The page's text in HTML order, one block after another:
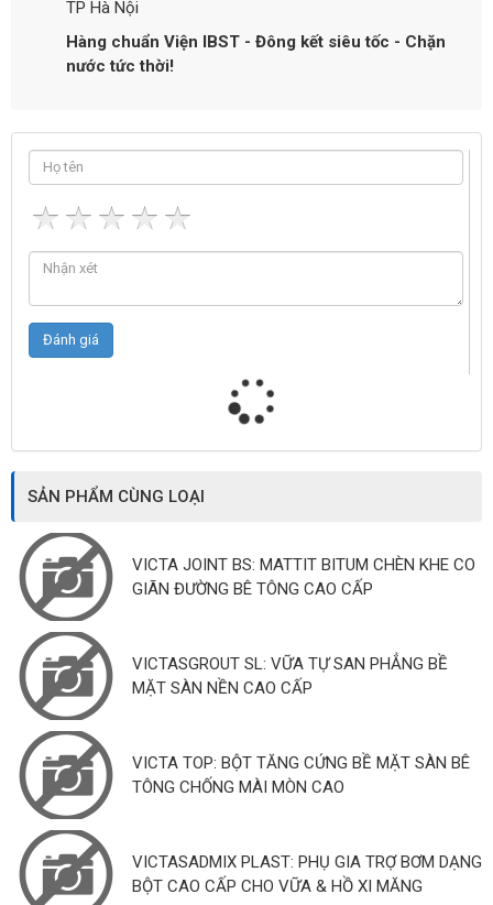
TP Hà Nội
Hàng chuẩn Viện IBST - Đông kết siêu tốc - Chặn
nước tức thời!
SẢN PHẨM CÙNG LOẠI
VICTA JOINT BS: MATTIT BITUM CHÈN KHE CO
GIÃN ĐƯỜNG BÊ TÔNG CAO CẤP
VICTASGROUT SL: VỮA TỰ SAN PHẲNG BỀ
MẶT SÀN NỀN CAO CẤP
VICTA TOP: BỘT TĂNG CỨNG BỀ MẶT SÀN BÊ
TÔNG CHỐNG MÀI MÒN CAO
VICTASADMIX PLAST: PHỤ GIA TRỢ BƠM DẠNG
BỘT CAO CẤP CHO VỮA & HỒ XI MĂNG